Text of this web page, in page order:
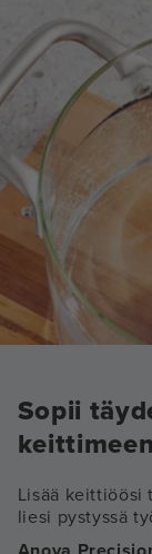
Sopii
keittimeen
Lisää keittiöösi
liesi pystyssä